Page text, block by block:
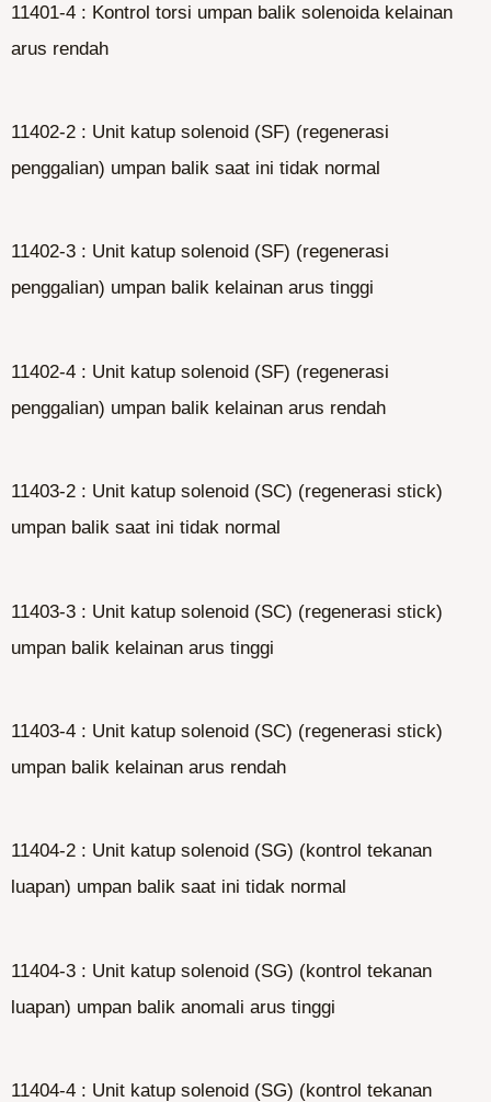
11401-4 : Kontrol torsi umpan balik solenoida kelainan
arus rendah
11402-2 : Unit katup solenoid (SF) (regenerasi
penggalian) umpan balik saat ini tidak normal
11402-3 : Unit katup solenoid (SF) (regenerasi
penggalian) umpan balik kelainan arus tinggi
11402-4 : Unit katup solenoid (SF) (regenerasi
penggalian) umpan balik kelainan arus rendah
11403-2 : Unit katup solenoid (SC) (regenerasi stick)
umpan balik saat ini tidak normal
11403-3 : Unit katup solenoid (SC) (regenerasi stick)
umpan balik kelainan arus tinggi
11403-4 : Unit katup solenoid (SC) (regenerasi stick)
umpan balik kelainan arus rendah
11404-2 : Unit katup solenoid (SG) (kontrol tekanan
luapan) umpan balik saat ini tidak normal
11404-3 : Unit katup solenoid (SG) (kontrol tekanan
luapan) umpan balik anomali arus tinggi
11404-4 : Unit katup solenoid (SG) (kontrol tekanan